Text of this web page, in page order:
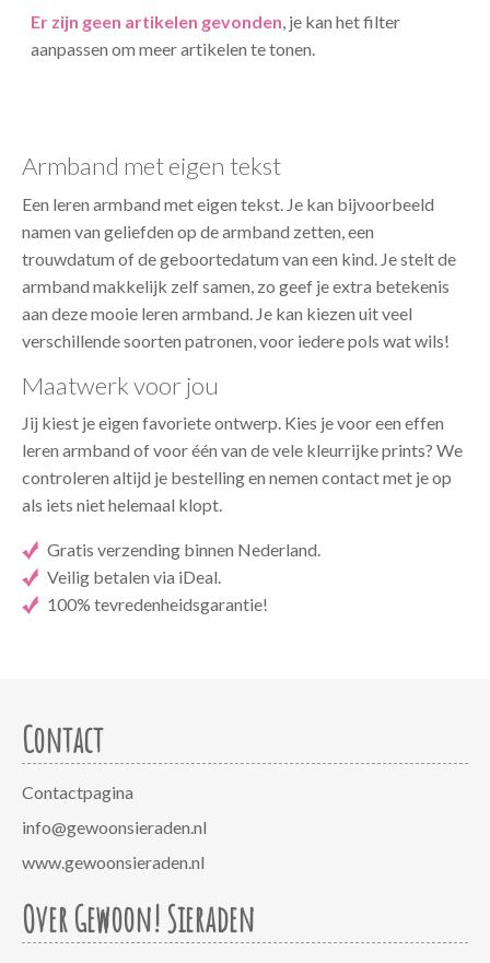
Er zijn geen artikelen gevonden, je kan het filter
aanpassen om meer artikelen te tonen.
Armband met eigen tekst
Een leren armband met eigen tekst. Je kan bijvoorbeeld
namen van geliefden op de armband zetten, een
trouwdatum of de geboortedatum van een kind. Je stelt de
armband makkelijk zelf samen, zo geef je extra betekenis
aan deze mooie leren armband. Je kan kiezen uit veel
verschillende soorten patronen, voor iedere pols wat wils!
Maatwerk voor jou
Jij kiest je eigen favoriete ontwerp. Kies je voor een effen
leren armband of voor één van de vele kleurrijke prints? We
controleren altijd je bestelling en nemen contact met je op
als iets niet helemaal klopt.
Gratis verzending binnen Nederland.
Veilig betalen via iDeal.
100% tevredenheidsgarantie!
Contact
Contactpagina
info@gewoonsieraden.nl
www.gewoonsieraden.nl
Over Gewoon! Sieraden